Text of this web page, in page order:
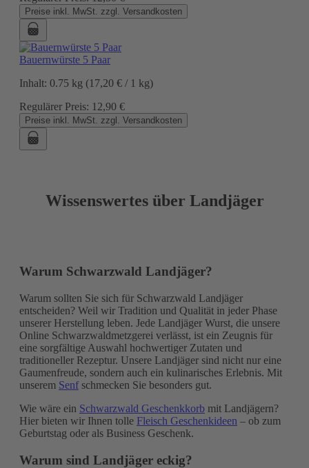
Preise inkl. MwSt. zzgl. Versandkosten
Bauernwürste 5 Paar
Inhalt: 0.75 kg (17,20 € / 1 kg)
Regulärer Preis: 12,90 €
Preise inkl. MwSt. zzgl. Versandkosten
Wissenswertes über Landjäger
Warum Schwarzwald Landjäger?
Warum sollten Sie sich für Schwarzwald Landjäger
entscheiden? Weil wir Tradition und Qualität in jeder Phase
unserer Herstellung leben. Jede Landjäger Wurst, die unsere
Online Schwarzwaldmetzgerei verlässt, ist ein Zeugnis für
eine sorgfältige Auswahl hochwertiger Zutaten und
traditioneller Rezeptur. Unsere Landjäger sind nicht nur eine
Gaumenfreude, sondern auch ein kulinarisches Erlebnis. Mit
unserem Senf schmecken Sie besonders gut.
Wie wäre ein Schwarzwald Geschenkkorb mit Landjägern?
Hier bieten wir Ihnen tolle Fleisch Geschenkideen – ob zum
Geburtstag oder als Business Geschenk.
Warum sind Landjäger eckig?